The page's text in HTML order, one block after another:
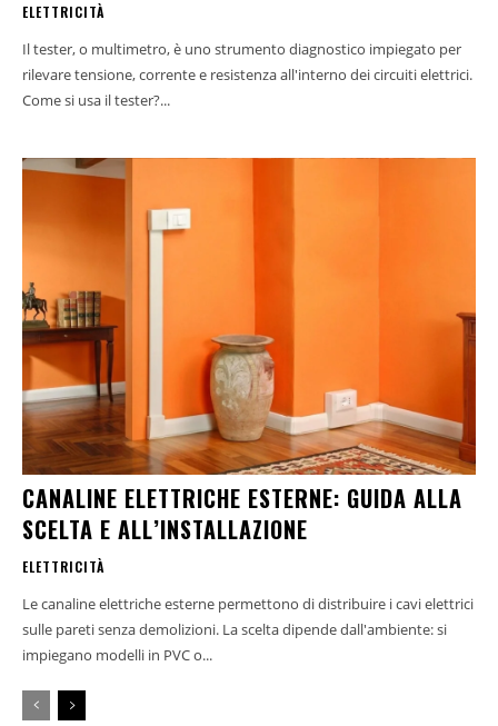
ELETTRICITÀ
Il tester, o multimetro, è uno strumento diagnostico impiegato per
rilevare tensione, corrente e resistenza all'interno dei circuiti elettrici.
Come si usa il tester?...
CANALINE ELETTRICHE ESTERNE: GUIDA ALLA
SCELTA E ALL’INSTALLAZIONE
ELETTRICITÀ
Le canaline elettriche esterne permettono di distribuire i cavi elettrici
sulle pareti senza demolizioni. La scelta dipende dall'ambiente: si
impiegano modelli in PVC o...